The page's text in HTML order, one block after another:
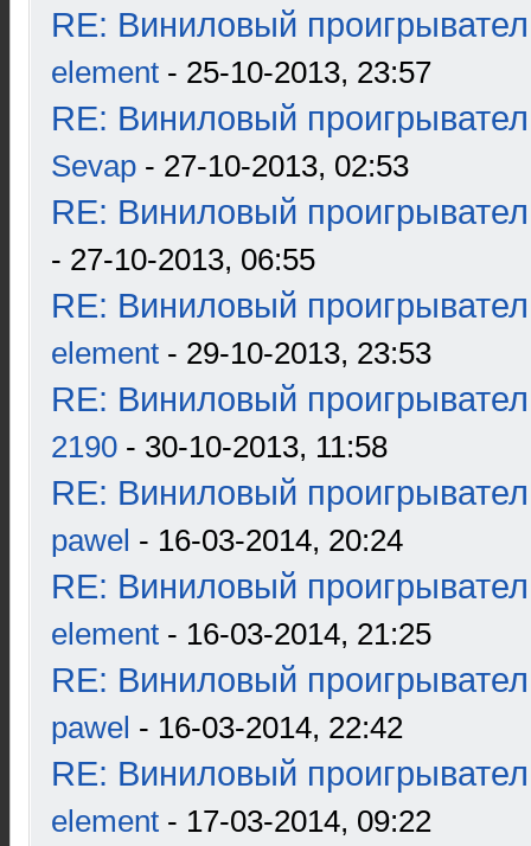
RE: Виниловый
element - 25-10-2013, 23:57
RE: Виниловый
Sevap - 27-10-2013, 02:53
RE: Виниловый
- 27-10-2013, 06:55
RE: Виниловый
element - 29-10-2013, 23:53
RE: Виниловый
2190 - 30-10-2013, 11:58
RE: Виниловый
pawel - 16-03-2014, 20:24
RE: Виниловый
element - 16-03-2014, 21:25
RE: Виниловый
pawel - 16-03-2014, 22:42
RE: Виниловый
element - 17-03-2014, 09:22